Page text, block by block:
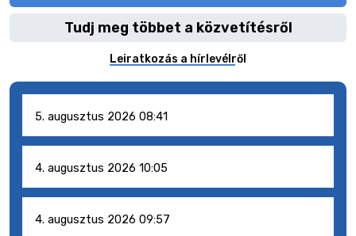
Tudj meg többet a közvetítésről
Leiratkozás a hírlevélről
5. augusztus 2026 08:41
4. augusztus 2026 10:05
4. augusztus 2026 09:57